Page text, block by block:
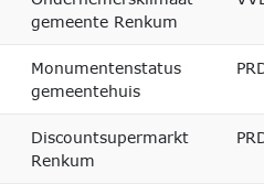
gemeente Renkum
Monumentenstatus
gemeentehuis
Discountsupermarkt
Renkum